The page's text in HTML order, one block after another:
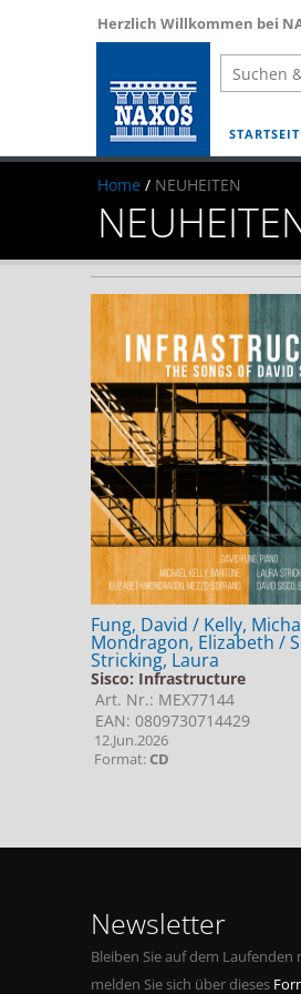
Herzlich Willkommen bei
Home / NEUHEITEN
Fung, David / Kelly,
Mondragon, Elizabeth /
Stricking, Laura
Sisco: Infrastructure
Art. Nr.: MEX77144
EAN: 0809730714429
12.Jun.2026
Format:CD
Newsletter
Bleiben Sie auf dem
melden Sie sich über dieses